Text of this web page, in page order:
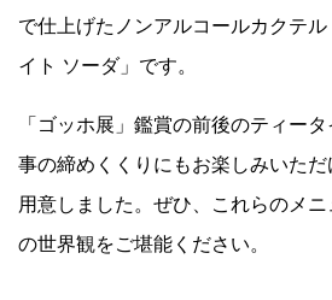
で仕上げたノンアルコールカクテ
イト ソーダ」です。
「ゴッホ展」鑑賞の前後のティー
事の締めくくりにもお楽しみいた
用意しました。ぜひ、これらのメ
の世界観をご堪能ください。